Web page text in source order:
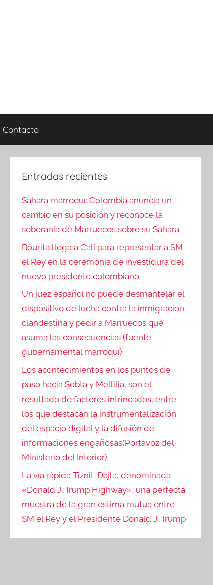
Contacto
Entradas recientes
Sáhara marroquí: Colombia anuncia un
cambio en su posición y reconoce la
soberanía de Marruecos sobre su Sáhara
Bourita llega a Cali para representar a SM
el Rey en la ceremonia de investidura del
nuevo presidente colombiano
Un juez español no puede desmantelar el
dispositivo de lucha contra la inmigración
clandestina y pedir a Marruecos que
asuma las consecuencias (fuente
gubernamental marroquí)
Los acontecimientos en los puntos de
paso hacia Sebta y Mellilia, son el
resultado de factores intrincados, entre
los que destacan la instrumentalización
del espacio digital y la difusión de
informaciones engañosas(Portavoz del
Ministerio del Interior)
La vía rápida Tiznit-Dajla, denominada
«Donald J. Trump Highway», una perfecta
muestra de la gran estima mutua entre
SM el Rey y el Presidente Donald J. Trump